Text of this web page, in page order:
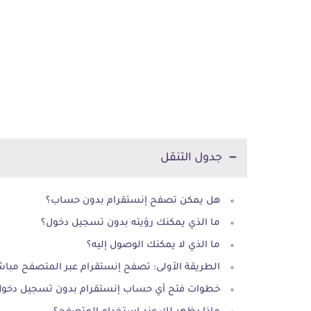
جدول التنقل
هل يمكن تصفح إنستقرام بدون حساب؟
ما الذي يمكنك رؤيته بدون تسجيل دخول؟
ما الذي لا يمكنك الوصول إليه؟
الطريقة الأولى: تصفح إنستقرام عبر المتصفح
خطوات فتح أي حساب إنستقرام بدون تسجيل